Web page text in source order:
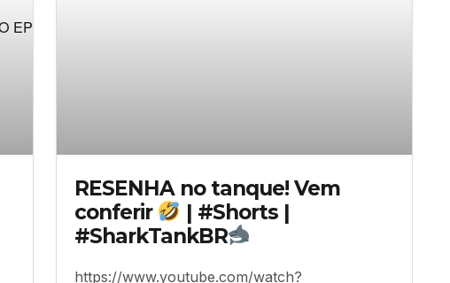
RESENHA no tanque! Vem
conferir
| #Shorts |
#SharkTankBR
https://www.youtube.com/watch?